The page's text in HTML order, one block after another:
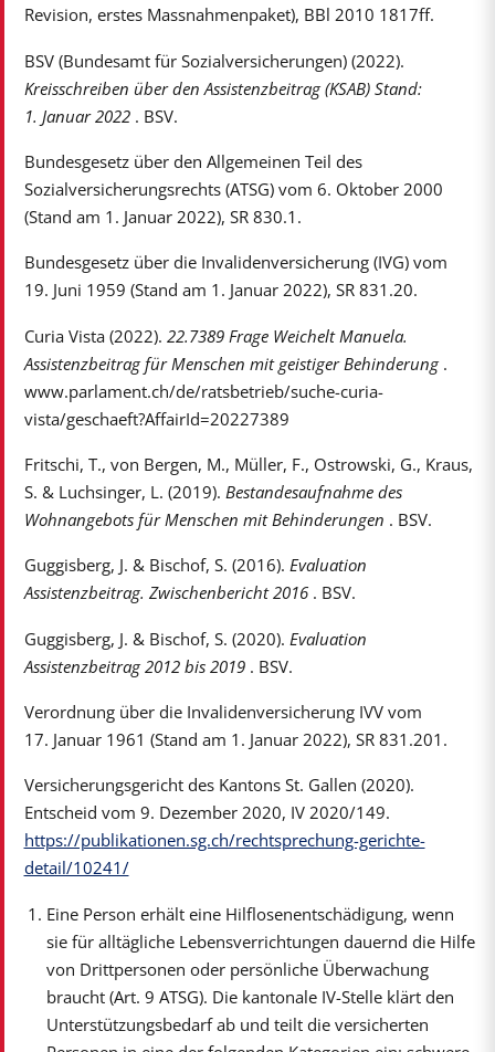
Revision, erstes Massnahmenpaket), BBl 2010 1817ff.
BSV (Bundesamt für Sozialversicherungen) (2022).
Kreisschreiben über den Assistenzbeitrag (KSAB) Stand:
1. Januar 2022 . BSV.
Bundesgesetz über den Allgemeinen Teil des
Sozialversicherungsrechts (ATSG) vom 6. Oktober 2000
(Stand am 1. Januar 2022), SR 830.1.
Bundesgesetz über die Invalidenversicherung (IVG) vom
19. Juni 1959 (Stand am 1. Januar 2022), SR 831.20.
Curia Vista (2022). 22.7389 Frage Weichelt Manuela.
Assistenzbeitrag für Menschen mit geistiger Behinderung .
www.parlament.ch/de/ratsbetrieb/suche-curia-
vista/geschaeft?AffairId=20227389
Fritschi, T., von Bergen, M., Müller, F., Ostrowski, G., Kraus,
S. & Luchsinger, L. (2019). Bestandesaufnahme des
Wohnangebots für Menschen mit Behinderungen . BSV.
Guggisberg, J. & Bischof, S. (2016). Evaluation
Assistenzbeitrag. Zwischenbericht 2016 . BSV.
Guggisberg, J. & Bischof, S. (2020). Evaluation
Assistenzbeitrag 2012 bis 2019 . BSV.
Verordnung über die Invalidenversicherung IVV vom
17. Januar 1961 (Stand am 1. Januar 2022), SR 831.201.
Versicherungsgericht des Kantons St. Gallen (2020).
Entscheid vom 9. Dezember 2020, IV 2020/149.
https://publikationen.sg.ch/rechtsprechung-gerichte-
detail/10241/
Eine Person erhält eine Hilflosenentschädigung, wenn
sie für alltägliche Lebensverrichtungen dauernd die Hilfe
von Drittpersonen oder persönliche Überwachung
braucht (Art. 9 ATSG). Die kantonale IV-Stelle klärt den
Unterstützungsbedarf ab und teilt die versicherten